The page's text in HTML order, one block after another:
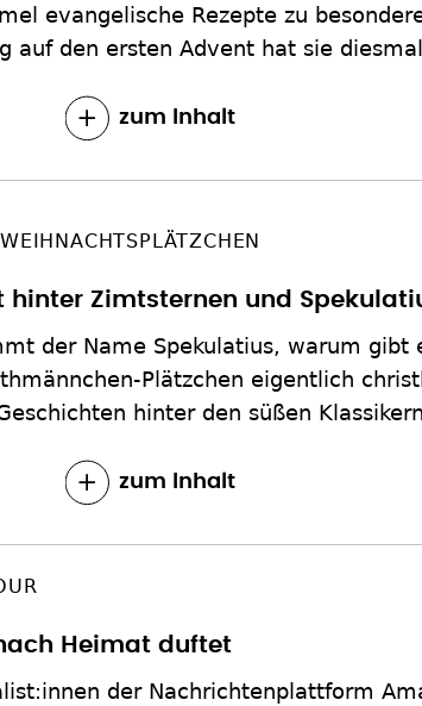
evangelische Rezepte zu
auf den ersten Advent hat sie
zum Inhalt
hinter Zimtsternen und
der Name Spekulatius, warum gibt
Plätzchen eigentlich
hinter den süßen
zum Inhalt
Heimat duftet
der Nachrichtenplattform